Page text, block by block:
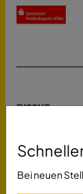
Bei neuen